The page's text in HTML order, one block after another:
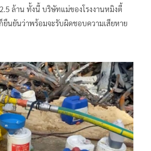
ล้าน ทั้งนี้ บริษัทแม่ของโรงงานหมิงตี้
ยืนยันว่าพร้อมจะรับผิดชอบความเสียหาย